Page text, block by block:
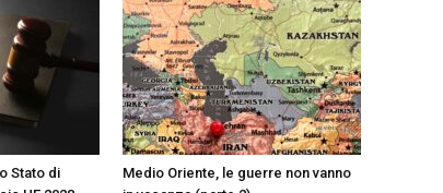
Stato di
Medio Oriente, le guerre non vanno